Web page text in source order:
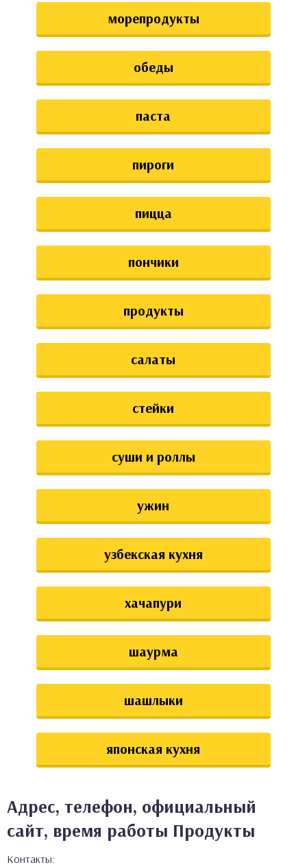
морепродукты
обеды
паста
пироги
пицца
пончики
продукты
салаты
стейки
суши и роллы
ужин
узбекская кухня
хачапури
шаурма
шашлыки
японская кухня
Адрес, телефон, официальный
сайт, время работы Продукты
Контакты: